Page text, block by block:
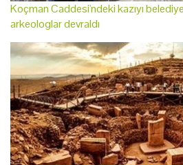
Koçman Caddesi'ndeki kazıyı
arkeologlar devraldı